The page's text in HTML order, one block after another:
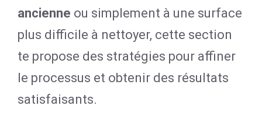
ancienne ou simplement à une surface
plus difficile à nettoyer, cette section
te propose des stratégies pour affiner
le processus et obtenir des résultats
satisfaisants.